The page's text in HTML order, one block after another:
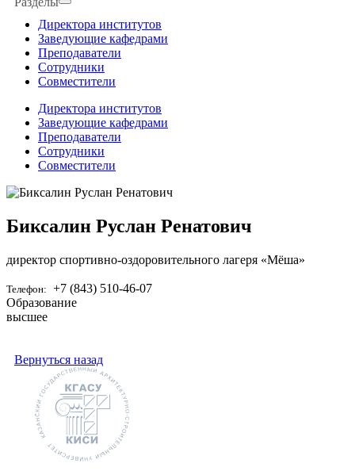
Директора институтов
Заведующие кафедрами
Преподаватели
Сотрудники
Совместители
Директора институтов
Заведующие кафедрами
Преподаватели
Сотрудники
Совместители
Биксалин Руслан Ренатович
директор спортивно-оздоровительного лагеря «Мёша»
Телефон: +7 (843) 510-46-07
Образование
высшее
Вернуться назад